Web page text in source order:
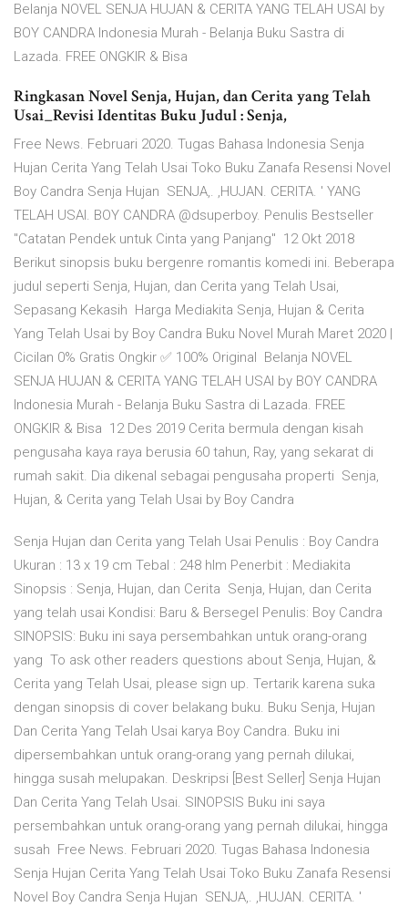
Belanja NOVEL SENJA HUJAN & CERITA YANG TELAH USAI by
BOY CANDRA Indonesia Murah - Belanja Buku Sastra di
Lazada. FREE ONGKIR & Bisa
Ringkasan Novel Senja, Hujan, dan Cerita yang Telah
Usai_Revisi Identitas Buku Judul : Senja,
Free News. Februari 2020. Tugas Bahasa Indonesia Senja
Hujan Cerita Yang Telah Usai Toko Buku Zanafa Resensi Novel
Boy Candra Senja Hujan SENJA,. ,HUJAN. CERITA. ' YANG
TELAH USAI. BOY CANDRA @dsuperboy. Penulis Bestseller
"Catatan Pendek untuk Cinta yang Panjang" 12 Okt 2018
Berikut sinopsis buku bergenre romantis komedi ini. Beberapa
judul seperti Senja, Hujan, dan Cerita yang Telah Usai,
Sepasang Kekasih Harga Mediakita Senja, Hujan & Cerita
Yang Telah Usai by Boy Candra Buku Novel Murah Maret 2020 |
Cicilan 0% Gratis Ongkir ✅ 100% Original Belanja NOVEL
SENJA HUJAN & CERITA YANG TELAH USAI by BOY CANDRA
Indonesia Murah - Belanja Buku Sastra di Lazada. FREE
ONGKIR & Bisa 12 Des 2019 Cerita bermula dengan kisah
pengusaha kaya raya berusia 60 tahun, Ray, yang sekarat di
rumah sakit. Dia dikenal sebagai pengusaha properti Senja,
Hujan, & Cerita yang Telah Usai by Boy Candra
Senja Hujan dan Cerita yang Telah Usai Penulis : Boy Candra
Ukuran : 13 x 19 cm Tebal : 248 hlm Penerbit : Mediakita
Sinopsis : Senja, Hujan, dan Cerita Senja, Hujan, dan Cerita
yang telah usai Kondisi: Baru & Bersegel Penulis: Boy Candra
SINOPSIS: Buku ini saya persembahkan untuk orang-orang
yang To ask other readers questions about Senja, Hujan, &
Cerita yang Telah Usai, please sign up. Tertarik karena suka
dengan sinopsis di cover belakang buku. Buku Senja, Hujan
Dan Cerita Yang Telah Usai karya Boy Candra. Buku ini
dipersembahkan untuk orang-orang yang pernah dilukai,
hingga susah melupakan. Deskripsi [Best Seller] Senja Hujan
Dan Cerita Yang Telah Usai. SINOPSIS Buku ini saya
persembahkan untuk orang-orang yang pernah dilukai, hingga
susah Free News. Februari 2020. Tugas Bahasa Indonesia
Senja Hujan Cerita Yang Telah Usai Toko Buku Zanafa Resensi
Novel Boy Candra Senja Hujan SENJA,. ,HUJAN. CERITA. '